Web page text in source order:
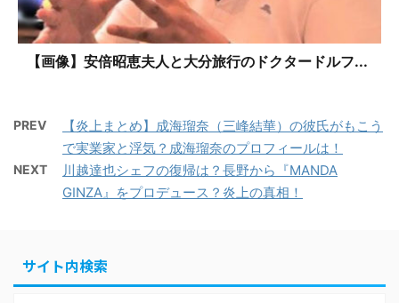
【画像】安倍昭恵夫人と大分旅行のドクタードルフ...
PREV
【炎上まとめ】成海瑠奈（三峰結華）の彼氏がもこう
で実業家と浮気？成海瑠奈のプロフィールは！
NEXT
川越達也シェフの復帰は？長野から『MANDA
GINZA』をプロデュース？炎上の真相！
サイト内検索